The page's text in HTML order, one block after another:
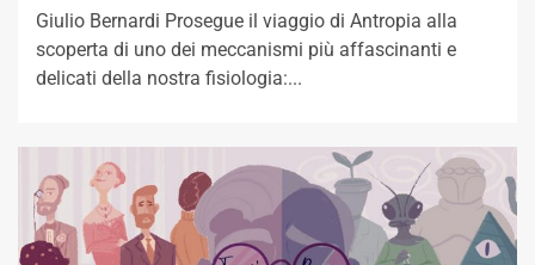
Giulio Bernardi Prosegue il viaggio di Antropia alla
scoperta di uno dei meccanismi più affascinanti e
delicati della nostra fisiologia:...